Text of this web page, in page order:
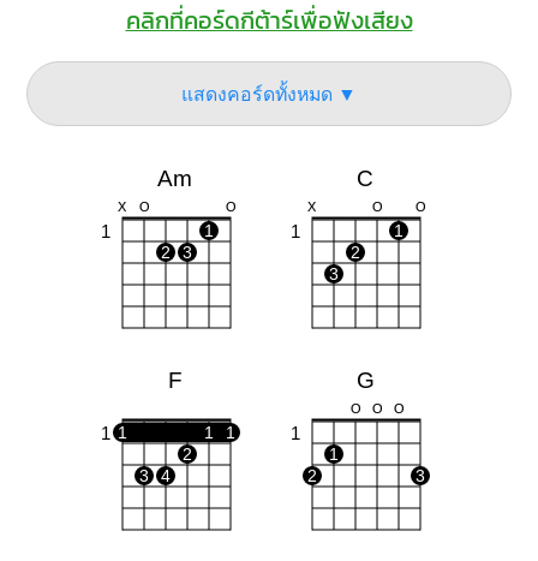
คลิกที่คอร์ดกีต้าร์เพื่อฟังเสียง
แสดงคอร์ดทั้งหมด ▼
Am
X O O
1
1
2
3
C
X O O
1
1
2
3
F
1 1 1
1
2
3
4
G
O O O
1
1
2
3